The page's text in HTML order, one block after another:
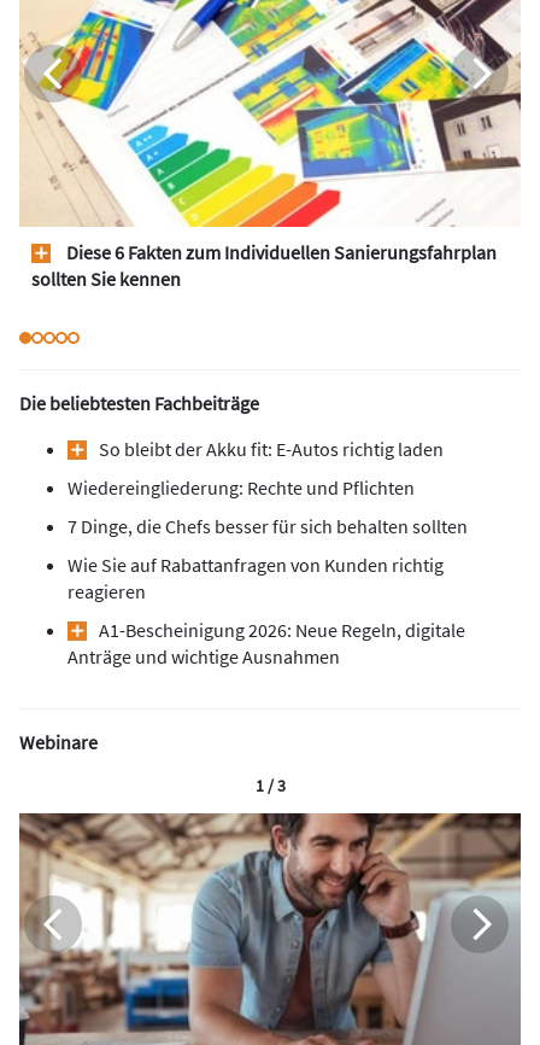
Diese 6 Fakten zum Individuellen Sanierungsfahrplan
sollten Sie kennen
Die beliebtesten Fachbeiträge
So bleibt der Akku fit: E-Autos richtig laden
Wiedereingliederung: Rechte und Pflichten
7 Dinge, die Chefs besser für sich behalten sollten
Wie Sie auf Rabattanfragen von Kunden richtig
reagieren
A1-Bescheinigung 2026: Neue Regeln, digitale
Anträge und wichtige Ausnahmen
Webinare
1 / 3